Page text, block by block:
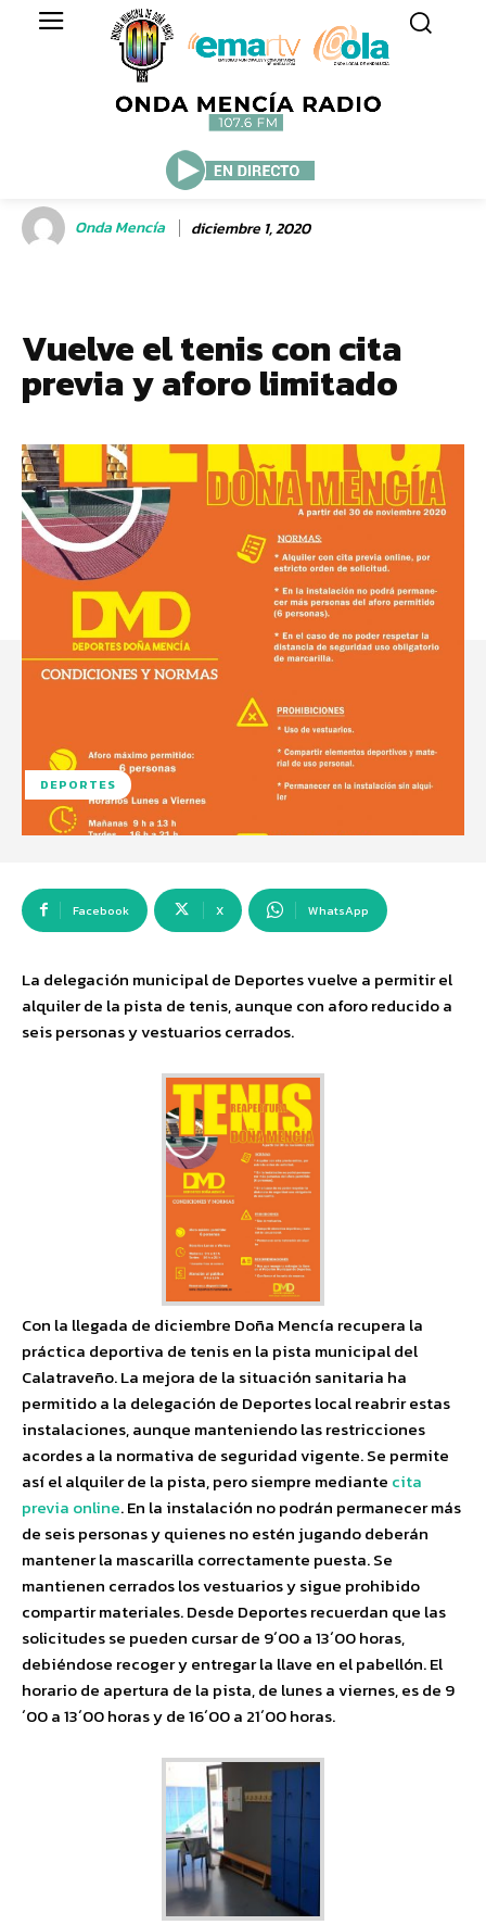
Onda Mencía diciembre 1, 2020
Vuelve el tenis con cita
previa y aforo limitado
DEPORTES
Facebook X WhatsApp
La delegación municipal de Deportes vuelve a permitir el
alquiler de la pista de tenis, aunque con aforo reducido a
seis personas y vestuarios cerrados.
Con la llegada de diciembre Doña Mencía recupera la
práctica deportiva de tenis en la pista municipal del
Calatraveño. La mejora de la situación sanitaria ha
permitido a la delegación de Deportes local reabrir estas
instalaciones, aunque manteniendo las restricciones
acordes a la normativa de seguridad vigente. Se permite
así el alquiler de la pista, pero siempre mediante cita
previa online. En la instalación no podrán permanecer más
de seis personas y quienes no estén jugando deberán
mantener la mascarilla correctamente puesta. Se
mantienen cerrados los vestuarios y sigue prohibido
compartir materiales. Desde Deportes recuerdan que las
solicitudes se pueden cursar de 9´00 a 13´00 horas,
debiéndose recoger y entregar la llave en el pabellón. El
horario de apertura de la pista, de lunes a viernes, es de 9
´00 a 13´00 horas y de 16´00 a 21´00 horas.